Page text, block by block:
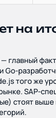
на
главный
Go-
того же
SAP-
стоят